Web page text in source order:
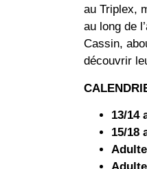
au Triplex,
au long de
Cassin,
découvrir
13/14
15/18